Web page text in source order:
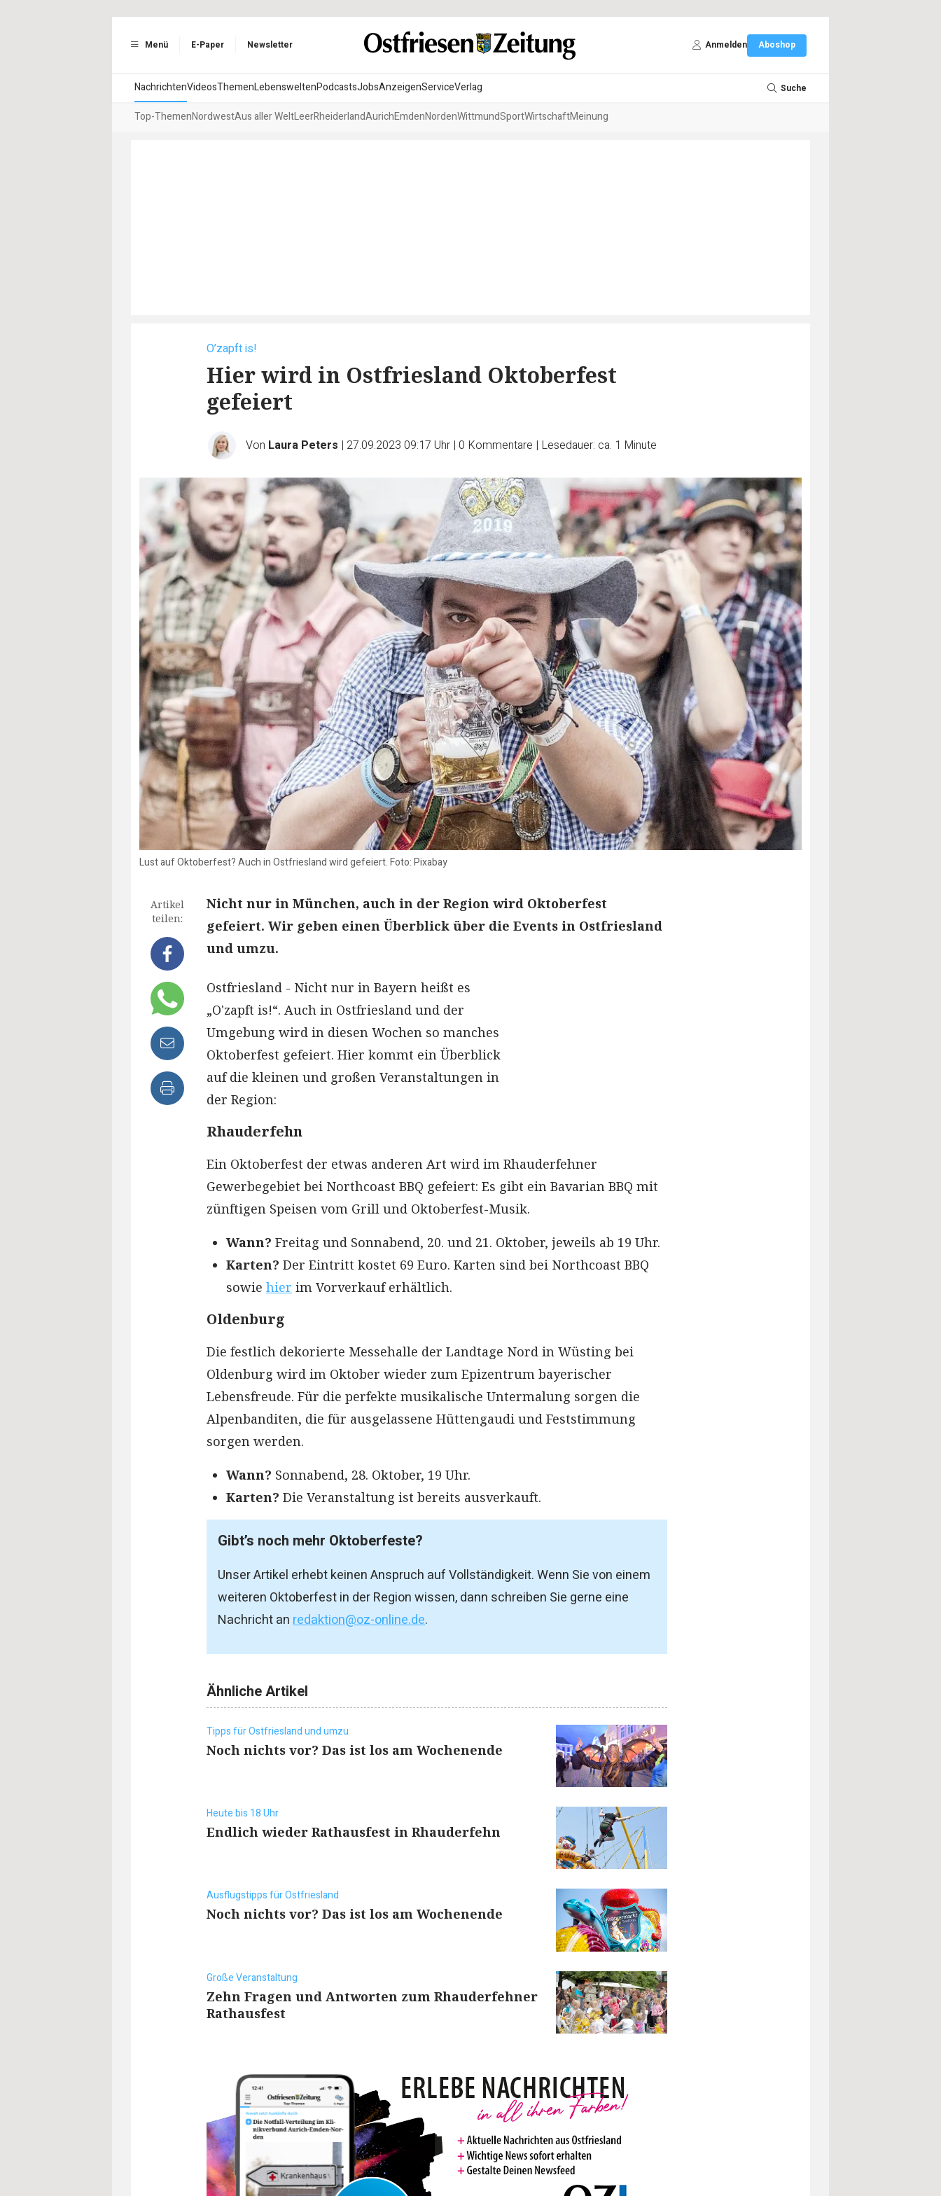
Menü E-Paper Newsletter Anmelden Aboshop
NachrichtenVideosThemenLebensweltenPodcastsJobsAnzeigenServiceVerlag Suche
Top-ThemenNordwestAus aller WeltLeerRheiderlandAurichEmdenNordenWittmundSportWirtschaftMeinung
O’zapft is!
Hier wird in Ostfriesland Oktoberfest
gefeiert
Von Laura Peters | 27.09.2023 09:17 Uhr | 0 Kommentare | Lesedauer: ca. 1 Minute
Lust auf Oktoberfest? Auch in Ostfriesland wird gefeiert. Foto: Pixabay
Artikel
teilen:
Nicht nur in München, auch in der Region wird Oktoberfest
gefeiert. Wir geben einen Überblick über die Events in Ostfriesland
und umzu.
Ostfriesland - Nicht nur in Bayern heißt es
„O'zapft is!“. Auch in Ostfriesland und der
Umgebung wird in diesen Wochen so manches
Oktoberfest gefeiert. Hier kommt ein Überblick
auf die kleinen und großen Veranstaltungen in
der Region:
Rhauderfehn
Ein Oktoberfest der etwas anderen Art wird im Rhauderfehner
Gewerbegebiet bei Northcoast BBQ gefeiert: Es gibt ein Bavarian BBQ mit
zünftigen Speisen vom Grill und Oktoberfest-Musik.
Wann? Freitag und Sonnabend, 20. und 21. Oktober, jeweils ab 19 Uhr.
Karten? Der Eintritt kostet 69 Euro. Karten sind bei Northcoast BBQ
sowie hier im Vorverkauf erhältlich.
Oldenburg
Die festlich dekorierte Messehalle der Landtage Nord in Wüsting bei
Oldenburg wird im Oktober wieder zum Epizentrum bayerischer
Lebensfreude. Für die perfekte musikalische Untermalung sorgen die
Alpenbanditen, die für ausgelassene Hüttengaudi und Feststimmung
sorgen werden.
Wann? Sonnabend, 28. Oktober, 19 Uhr.
Karten? Die Veranstaltung ist bereits ausverkauft.
Gibt’s noch mehr Oktoberfeste?
Unser Artikel erhebt keinen Anspruch auf Vollständigkeit. Wenn Sie von einem
weiteren Oktoberfest in der Region wissen, dann schreiben Sie gerne eine
Nachricht anredaktion@oz-online.de.
Ähnliche Artikel
Tipps für Ostfriesland und umzu
Noch nichts vor? Das ist los am Wochenende
Heute bis 18 Uhr
Endlich wieder Rathausfest in Rhauderfehn
Ausflugstipps für Ostfriesland
Noch nichts vor? Das ist los am Wochenende
Große Veranstaltung
Zehn Fragen und Antworten zum Rhauderfehner
Rathausfest